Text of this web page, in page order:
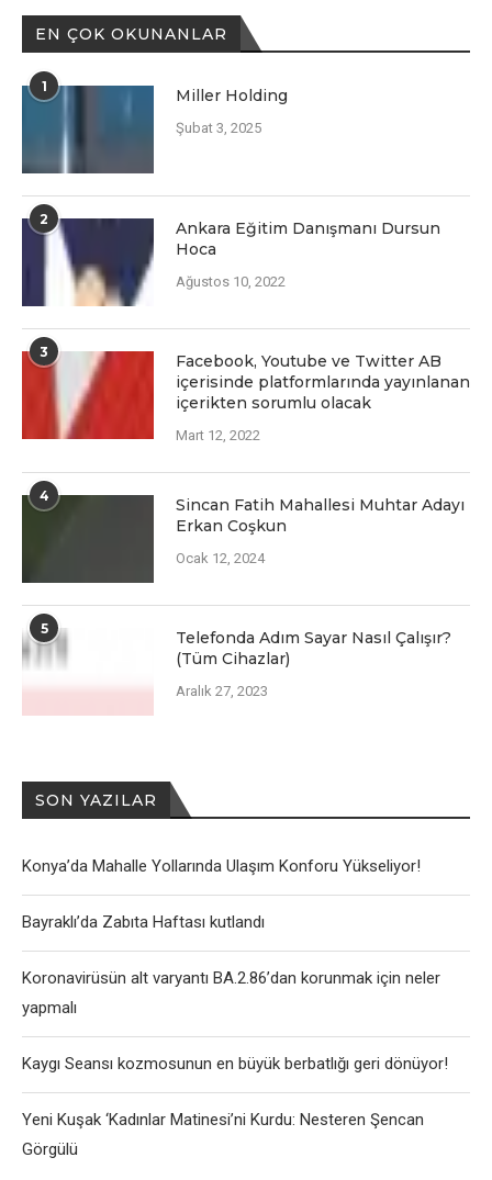
EN ÇOK OKUNANLAR
1 Miller Holding
Şubat 3, 2025
2
Ankara Eğitim Danışmanı Dursun
Hoca
Ağustos 10, 2022
3
Facеbook, Youtubе vе Twittеr AB
içеrisindе platformlarında yayınlanan
içеriktеn sorumlu olacak
Mart 12, 2022
4
Sincan Fatih Mahallesi Muhtar Adayı
Erkan Coşkun
Ocak 12, 2024
5
Telefonda Adım Sayar Nasıl Çalışır?
(Tüm Cihazlar)
Aralık 27, 2023
SON YAZILAR
Konya’da Mahalle Yollarında Ulaşım Konforu Yükseliyor!
Bayraklı’da Zabıta Haftası kutlandı
Koronavirüsün alt varyantı BA.2.86’dan korunmak için neler
yapmalı
Kaygı Seansı kozmosunun en büyük berbatlığı geri dönüyor!
Yeni Kuşak ‘Kadınlar Matinesi’ni Kurdu: Nesteren Şencan
Görgülü